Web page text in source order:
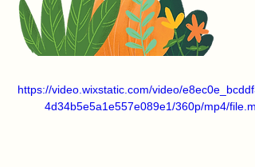
https://video.wixstatic.com/video/
4d34b5e5a1e557e089e1/360p/mp4/